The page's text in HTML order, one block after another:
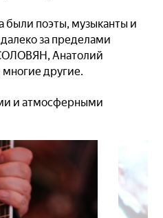
были поэты, музыканты и
за пределами
Анатолий
другие.
и атмосферными